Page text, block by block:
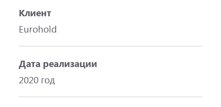
Клиент
Eurohold
Дата реализации
2020 год